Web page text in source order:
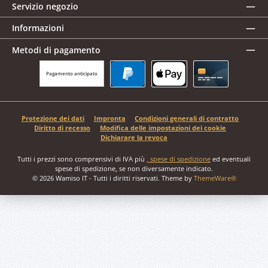
Servizio negozio
Informazioni
Metodi di pagamento
Pagamento anticipato
Protezione dei dati Impronta
Condizioni generali di contratto
Diritto di recesso
Modifica delle impostazioni dei cookie
Dichiarare la revoca
Tutti i prezzi sono comprensivi di IVA più , spese di spedizione ed eventuali
spese di spedizione, se non diversamente indicato.
© 2026 Wamiso IT - Tutti i diritti riservati. Theme by ThemeWare®